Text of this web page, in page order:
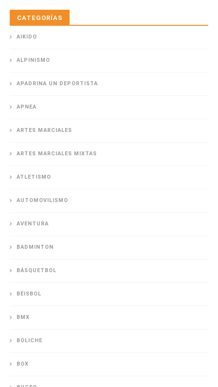
CATEGORÍAS
AIKIDO
ALPINISMO
APADRINA UN DEPORTISTA
APNEA
ARTES MARCIALES
ARTES MARCIALES MIXTAS
ATLETISMO
AUTOMOVILISMO
AVENTURA
BADMINTON
BÁSQUETBOL
BÉISBOL
BMX
BOLICHE
BOX